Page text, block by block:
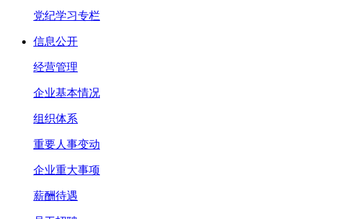
党纪学习专栏
信息公开
经营管理
企业基本情况
组织体系
重要人事变动
企业重大事项
薪酬待遇